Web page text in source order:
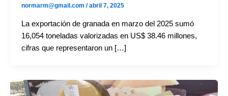
normarm@gmail.com /abril 7, 2025
La exportación de granada en marzo del 2025 sumó
16,054 toneladas valorizadas en US$ 38.46 millones,
cifras que representaron un […]